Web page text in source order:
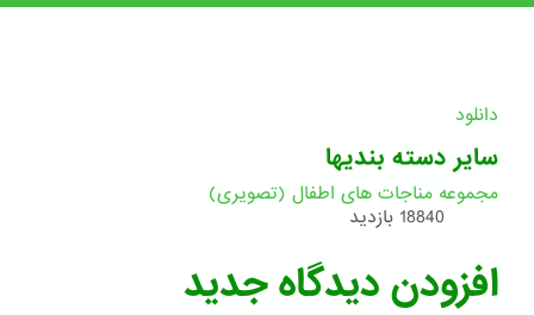
دانلود
سایر دسته بندیها
مجموعه مناجات های اطفال (تصویری)
18840 بازدید
افزودن دیدگاه جدید